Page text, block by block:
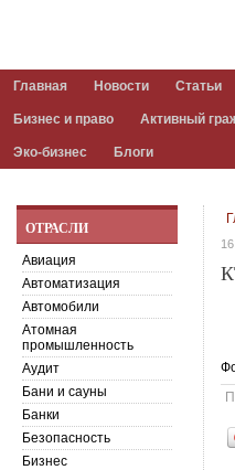
Главная Новости Статьи
Бизнес и право Активный
Эко-бизнес Блоги
ОТРАСЛИ
Авиация
Автоматизация
Автомобили
Атомная
промышленность
Аудит
Бани и сауны
Банки
Безопасность
Бизнес